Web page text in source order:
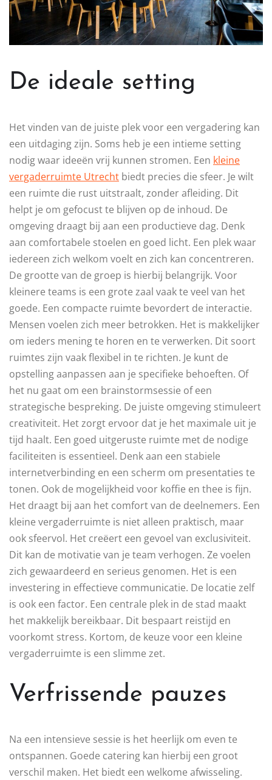
De ideale setting
Het vinden van de juiste plek voor een vergadering kan
een uitdaging zijn. Soms heb je een intieme setting
nodig waar ideeën vrij kunnen stromen. Een kleine
vergaderruimte Utrecht biedt precies die sfeer. Je wilt
een ruimte die rust uitstraalt, zonder afleiding. Dit
helpt je om gefocust te blijven op de inhoud. De
omgeving draagt bij aan een productieve dag. Denk
aan comfortabele stoelen en goed licht. Een plek waar
iedereen zich welkom voelt en zich kan concentreren.
De grootte van de groep is hierbij belangrijk. Voor
kleinere teams is een grote zaal vaak te veel van het
goede. Een compacte ruimte bevordert de interactie.
Mensen voelen zich meer betrokken. Het is makkelijker
om ieders mening te horen en te verwerken. Dit soort
ruimtes zijn vaak flexibel in te richten. Je kunt de
opstelling aanpassen aan je specifieke behoeften. Of
het nu gaat om een brainstormsessie of een
strategische bespreking. De juiste omgeving stimuleert
creativiteit. Het zorgt ervoor dat je het maximale uit je
tijd haalt. Een goed uitgeruste ruimte met de nodige
faciliteiten is essentieel. Denk aan een stabiele
internetverbinding en een scherm om presentaties te
tonen. Ook de mogelijkheid voor koffie en thee is fijn.
Het draagt bij aan het comfort van de deelnemers. Een
kleine vergaderruimte is niet alleen praktisch, maar
ook sfeervol. Het creëert een gevoel van exclusiviteit.
Dit kan de motivatie van je team verhogen. Ze voelen
zich gewaardeerd en serieus genomen. Het is een
investering in effectieve communicatie. De locatie zelf
is ook een factor. Een centrale plek in de stad maakt
het makkelijk bereikbaar. Dit bespaart reistijd en
voorkomt stress. Kortom, de keuze voor een kleine
vergaderruimte is een slimme zet.
Verfrissende pauzes
Na een intensieve sessie is het heerlijk om even te
ontspannen. Goede catering kan hierbij een groot
verschil maken. Het biedt een welkome afwisseling.